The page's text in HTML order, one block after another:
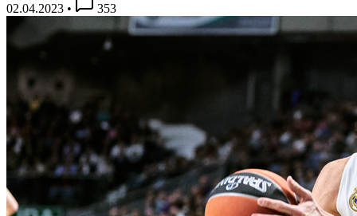
02.04.2023 • 353